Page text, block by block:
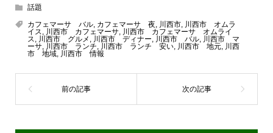
話題
カフェマーサ バル, カフェマーサ 夜, 川西市, 川西市 オムラ
イス, 川西市 カフェマーサ, 川西市 カフェマーサ オムライ
ス, 川西市 グルメ , 川西市 ディナー, 川西市 バル, 川西市 マ
ーサ, 川西市 ランチ, 川西市 ランチ 安い, 川西市 地元, 川西
市 地域, 川西市 情報